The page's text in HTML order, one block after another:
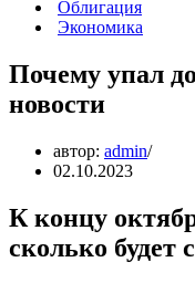
Облигация
Экономика
Почему упал
новости
автор: admin
02.10.2023
К концу
сколько будет